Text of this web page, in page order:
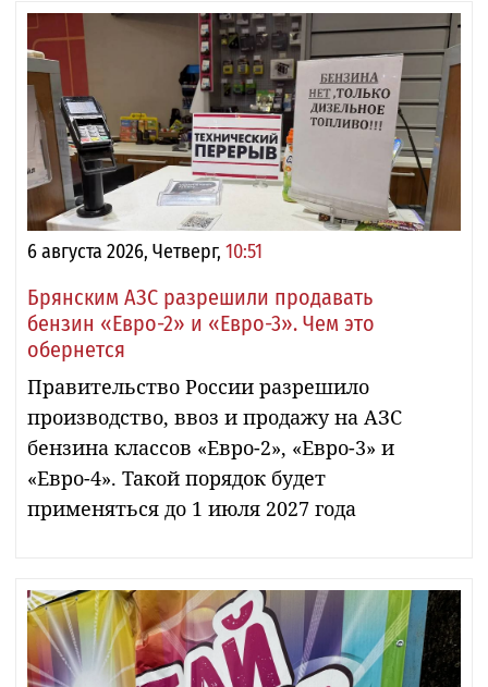
6 августа 2026, Четверг, 10:51
Брянским АЗС разрешили продавать
бензин «Евро-2» и «Евро-3». Чем это
обернется
Правительство России разрешило
производство, ввоз и продажу на АЗС
бензина классов «Евро-2», «Евро-3» и
«Евро-4». Такой порядок будет
применяться до 1 июля 2027 года